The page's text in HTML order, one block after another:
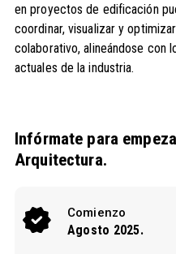
en proyectos de edificación
coordinar, visualizar y
colaborativo, alineándose con
actuales de la industria.
Infórmate para
Arquitectura.
Comienzo
Agosto 2025.